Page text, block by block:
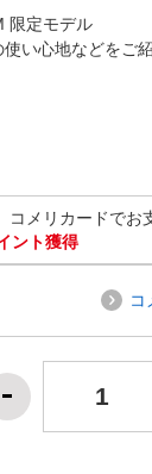
限定モデル
い心地などをご
コメリカードでお
ント獲得
コ